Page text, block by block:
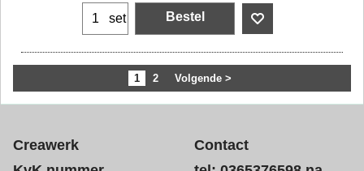
set Bestel
1 2 Volgende >
Creawerk
Contact